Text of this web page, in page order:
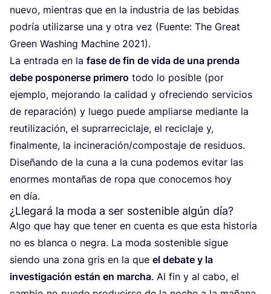
nue­vo, mien­tras que en la indus­tria de las bebi­das
podría uti­li­zar­se una y otra vez (Fuen­te: The Great
Green Washing Machi­ne 2021).
La entra­da en la fase de fin de vida de una pren­da
debe pos­po­ner­se pri­me­ro todo lo posi­ble (por
ejem­plo, mejo­ran­do la cali­dad y ofre­cien­do ser­vi­cios
de repa­ra­ción) y lue­go pue­de ampliar­se median­te la
reuti­li­za­ción, el supra­rre­ci­cla­je, el reci­cla­je y,
final­men­te, la incineración/​compostaje de resi­duos.
Dise­ñan­do de la cuna a la cuna pode­mos evi­tar las
enor­mes mon­ta­ñas de ropa que cono­ce­mos hoy
en día.
¿Llegará la moda a ser sostenible algún día?
Algo que hay que tener en cuen­ta es que esta his­to­ria
no es blan­ca o negra. La moda sos­te­ni­ble sigue
sien­do una zona gris en la que el deba­te y la
inves­ti­ga­ción están en mar­cha. Al fin y al cabo, el